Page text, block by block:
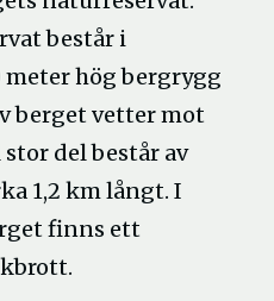
består i
hög bergrygg
berget vetter mot
del består av
1,2 km långt. I
finns ett